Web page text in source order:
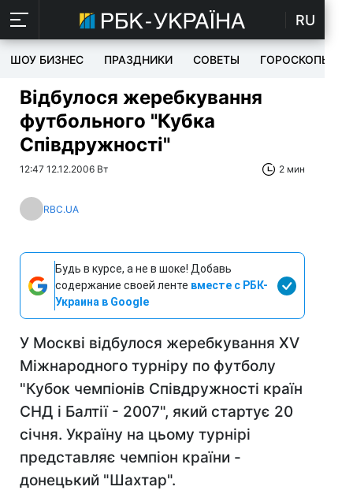
RU
ШОУ БИЗНЕС ПРАЗДНИКИ СОВЕТЫ ГОРОСКОПЫ
Відбулося жеребкування
футбольного "Кубка
Співдружності"
12:47 12.12.2006 Вт 2 мин
RBC.UA
Будь в курсе, а не в шоке! Добавь
содержание своей ленте вместе с РБК-
Украина в Google
У Москві відбулося жеребкування XV
Міжнародного турніру по футболу
"Кубок чемпіонів Співдружності країн
СНД і Балтії - 2007", який стартує 20
січня. Україну на цьому турнірі
представляє чемпіон країни -
донецький "Шахтар".